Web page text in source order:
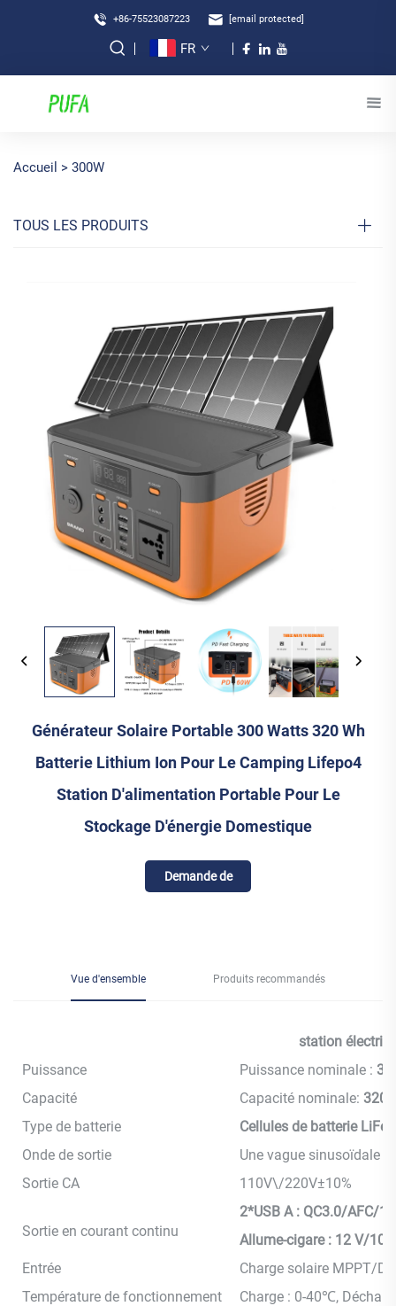
+86-75523087223 [email protected]
FR
Accueil > 300W
TOUS LES PRODUITS
Générateur Solaire Portable 300 Watts 320 Wh
Batterie Lithium Ion Pour Le Camping Lifepo4
Station D'alimentation Portable Pour Le
Stockage D'énergie Domestique
Demande de
Vue d'ensemble Produits recommandés
station
Puissance
Puissance nominale :
Capacité
Capacité nominale: 320
Type de batterie
Cellules de batterie
Onde de sortie
Une vague sinusoïdale
Sortie CA
110V\/220V±10%
Sortie en courant continu
2*USB A : QC3.0/AFC/
Allume-cigare : 12 V/10
Entrée
Charge solaire MPPT/
Température de fonctionnement
Charge : 0-40℃,